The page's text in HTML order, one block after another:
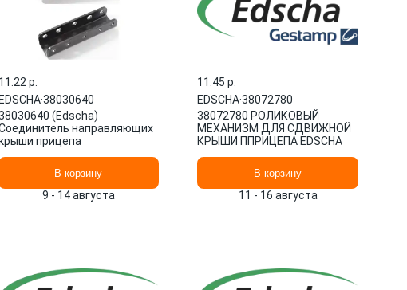
11.22 p.
EDSCHA·38030640
(Edscha)
направляющих
прицепа
В корзину
9 - 14 августа
11.45 p.
EDSCHA·38072780
38072780 РОЛИКОВЫЙ
МЕХАНИЗМ ДЛЯ СДВИЖНОЙ
КРЫШИ ППРИЦЕПА EDSCHA
В корзину
11 - 16 августа